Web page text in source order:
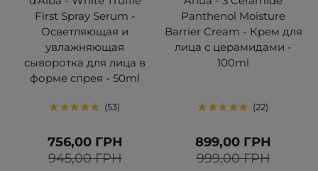
First Spray Serum -
Осветляющая и
увлажняющая
сыворотка для лица в
форме спрея - 50ml
53
945,00 ГРН
756,00 ГРН
Panthenol Moisture
Barrier Cream - Крем для
лица с церамидами -
100ml
22
999,00 ГРН
899,00 ГРН